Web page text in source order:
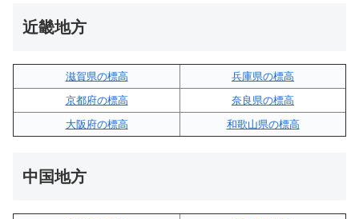
近畿地方
滋賀県の標高
兵庫県の標高
京都府の標高
奈良県の標高
大阪府の標高
和歌山県の標高
中国地方